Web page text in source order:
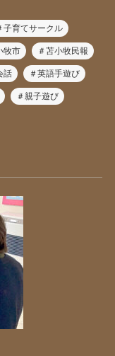
子育てサークル
牧市 ＃苫小牧民報
話 ＃英語手遊び
＃親子遊び